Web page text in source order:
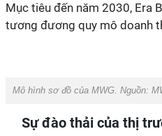
Mục tiêu đến năm 2030, Era
tương đương quy mô doanh
Mô hình sơ đồ của MWG. Nguồn:
Sự đào thải của thị